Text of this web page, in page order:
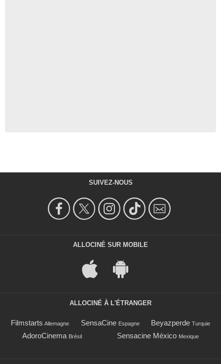
SUIVEZ-NOUS
ALLOCINÉ SUR MOBILE
ALLOCINÉ À L'ÉTRANGER
Filmstarts Allemagne SensaCine Espagne Beyazperde Turquie
AdoroCinema Brésil Sensacine México Mexique